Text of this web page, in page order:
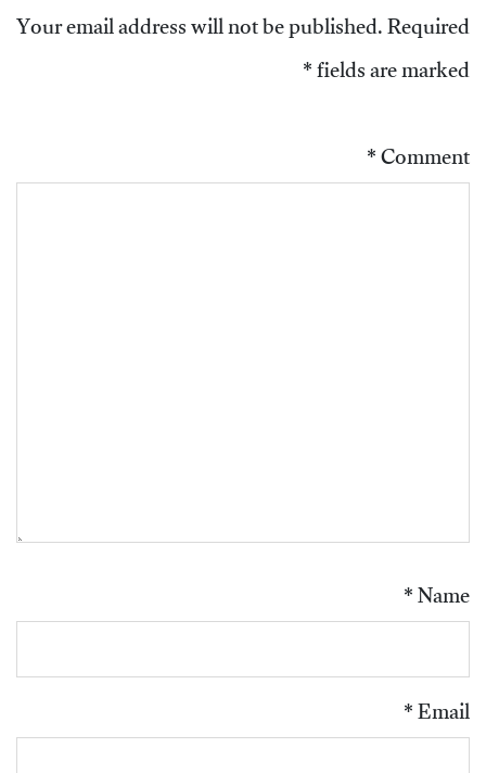
Your email address will not be published.Required
fields are marked
*
Comment
*
Name
*
Email
*